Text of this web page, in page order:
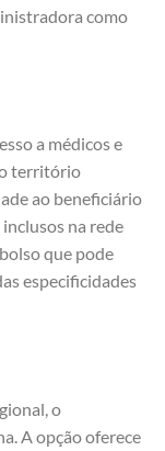
como
a médicos e
território
ao beneficiário
na rede
que pode
especificidades
o
A opção oferece